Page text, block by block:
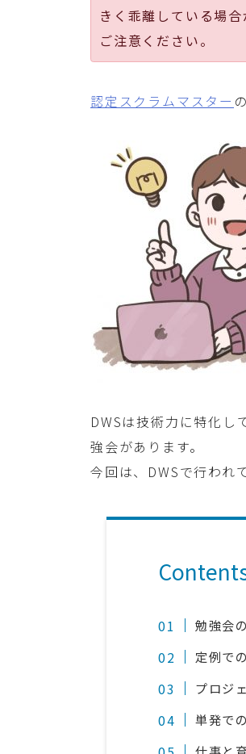
きく乖離している場合
ご注意ください。
認定スクラムマスター
DWSは技術力に特化し
強会があります。
今回は、DWSで行われ
勉強会
定例で
プロジ
単発で